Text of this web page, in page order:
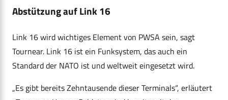
Abstützung auf Link 16
Link 16 wird wichtiges Element von PWSA sein, sagt
Tournear. Link 16 ist ein Funksystem, das auch ein
Standard der NATO ist und weltweit eingesetzt wird.
„Es gibt bereits Zehntausende dieser Terminals“, erläutert